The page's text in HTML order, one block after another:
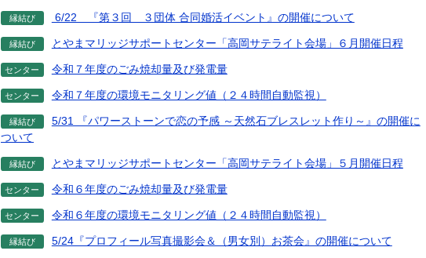
縁結び
6/22 『第３回 ３団体 合同婚活イベント』の開催について
縁結び
とやまマリッジサポートセンター「高岡サテライト会場」６月開催日程
センター
令和７年度のごみ焼却量及び発電量
センター
令和７年度の環境モニタリング値（２４時間自動監視）
縁結び
5/31 『パワーストーンで恋の予感 ～天然石ブレスレット作り～』の開催に
ついて
縁結び
とやまマリッジサポートセンター「高岡サテライト会場」５月開催日程
センター
令和６年度のごみ焼却量及び発電量
センター
令和６年度の環境モニタリング値（２４時間自動監視）
縁結び
5/24『プロフィール写真撮影会＆（男女別）お茶会』の開催について